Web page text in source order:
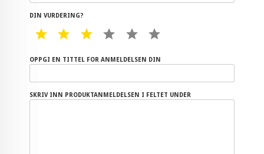
DIN VURDERING?
1 STAR2 STAR3 STAR4 STAR5 STAR
OPPGI EN TITTEL FOR ANMELDELSEN DIN
SKRIV INN PRODUKTANMELDELSEN I FELTET UNDER